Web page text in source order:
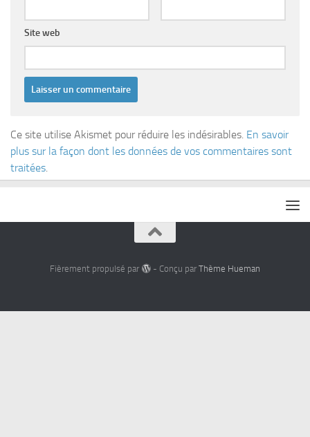
Site web
Ce site utilise Akismet pour réduire les indésirables. En savoir
plus sur la façon dont les données de vos commentaires sont
traitées.
Fièrement propulsé par - Conçu par Thème Hueman